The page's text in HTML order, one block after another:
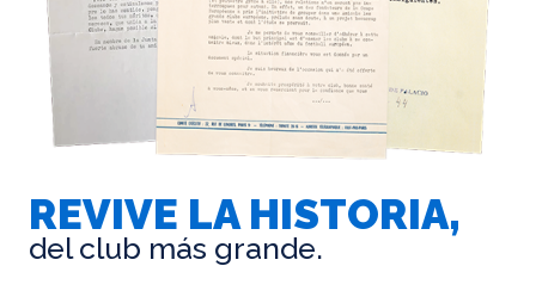
REVIVE LA HISTORIA,
del club más grande.